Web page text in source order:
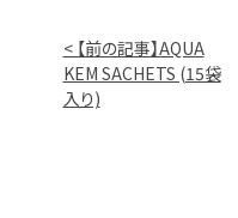
< 【前の記事】AQUA
KEM SACHETS (15袋
入り)